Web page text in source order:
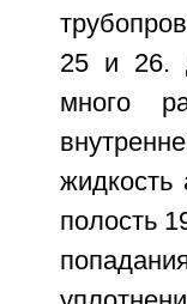
25 и 26.
много
жидкость
полость